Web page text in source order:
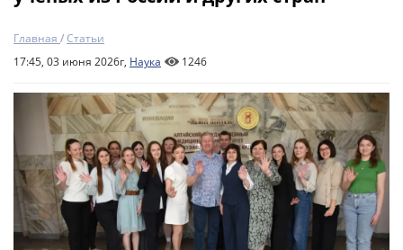
Главная /Статьи
17:45, 03 июня 2026г, Наука 1246